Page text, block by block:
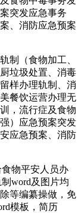
突发应急事务
、消防应急预案
（食物加工、
垃圾处置、消毒
样办理轨制、消
餐饮运营办理无
，流行症及食物
）应急预案突发
应急预案、消防
物平安人员办
word及图片均
等编纂操做，免
模板，简历